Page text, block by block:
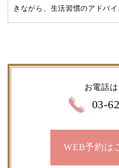
きながら、生活習慣のアドバイ
お電話
03-
WEB予約は